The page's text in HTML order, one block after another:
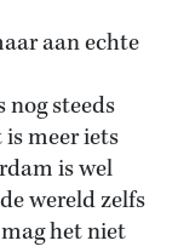
aan echte
steeds
meer iets
is wel
wereld zelfs
het niet